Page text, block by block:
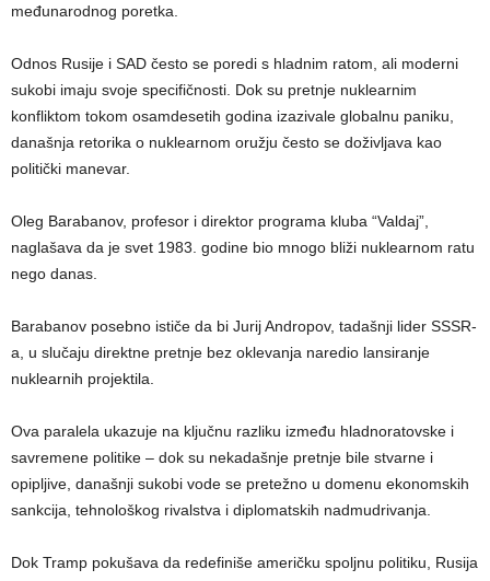
međunarodnog poretka.
Odnos Rusije i SAD često se poredi s hladnim ratom, ali moderni
sukobi imaju svoje specifičnosti. Dok su pretnje nuklearnim
konfliktom tokom osamdesetih godina izazivale globalnu paniku,
današnja retorika o nuklearnom oružju često se doživljava kao
politički manevar.
Oleg Barabanov, profesor i direktor programa kluba “Valdaj”,
naglašava da je svet 1983. godine bio mnogo bliži nuklearnom ratu
nego danas.
Barabanov posebno ističe da bi Jurij Andropov, tadašnji lider SSSR-
a, u slučaju direktne pretnje bez oklevanja naredio lansiranje
nuklearnih projektila.
Ova paralela ukazuje na ključnu razliku između hladnoratovske i
savremene politike – dok su nekadašnje pretnje bile stvarne i
opipljive, današnji sukobi vode se pretežno u domenu ekonomskih
sankcija, tehnološkog rivalstva i diplomatskih nadmudrivanja.
Dok Tramp pokušava da redefiniše američku spoljnu politiku, Rusija